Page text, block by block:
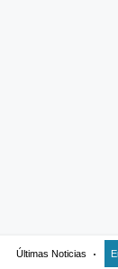
Últimas Noticias